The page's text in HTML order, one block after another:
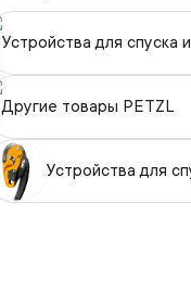
Устройства для спуска
Другие товары PETZL
Устройства для